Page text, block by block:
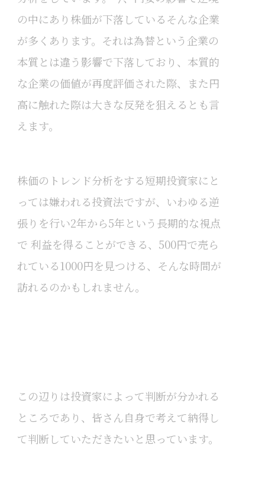
の中にあり株価が下落しているそんな企業
が多くあります。それは為替という企業の
本質とは違う影響で下落しており、本質的
な企業の価値が再度評価された際、また円
高に触れた際は大きな反発を狙えるとも言
えます。
株価のトレンド分析をする短期投資家にと
っては嫌われる投資法ですが、いわゆる逆
張りを行い2年から5年という長期的な視点
で 利益を得ることができる、500円で売ら
れている1000円を見つける、そんな時間が
訪れるのかもしれません。
この辺りは投資家によって判断が分かれる
ところであり、皆さん自身で考えて納得し
て判断していただきたいと思っています。